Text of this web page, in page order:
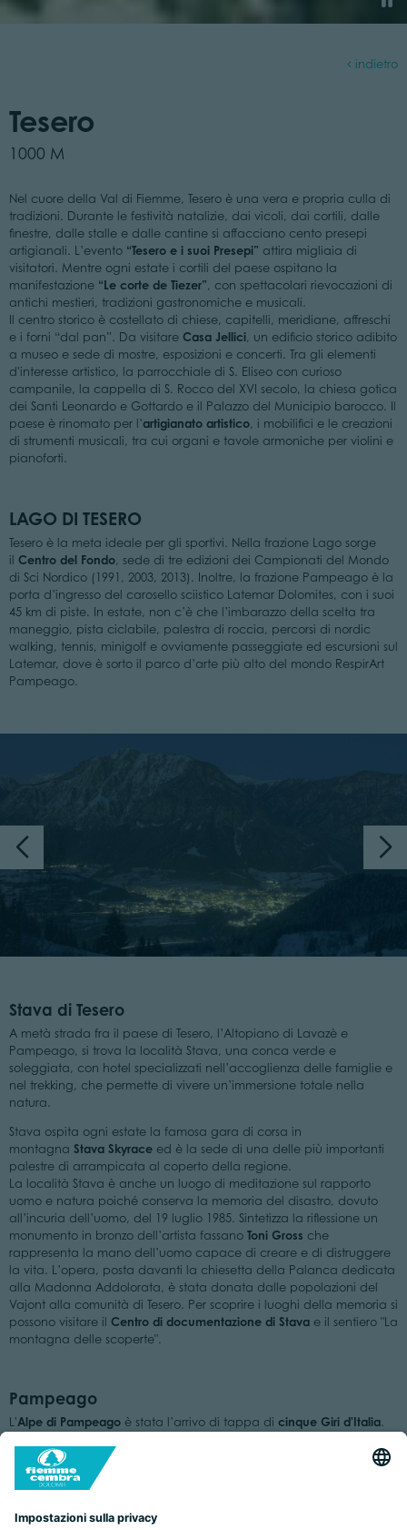
indietro
Tesero
1000 M
Nel cuore della Val di Fiemme, Tesero è una vera e propria culla di
tradizioni. Durante le festività natalizie, dai vicoli, dai cortili, dalle
finestre, dalle stalle e dalle cantine si affacciano cento presepi
artigianali. L’evento “Tesero e i suoi Presepi” attira migliaia di
visitatori. Mentre ogni estate i cortili del paese ospitano la
manifestazione “Le corte de Tiezer”, con spettacolari rievocazioni di
antichi mestieri, tradizioni gastronomiche e musicali.
Il centro storico è costellato di chiese, capitelli, meridiane, affreschi
e i forni “dal pan”. Da visitare Casa Jellici, un edificio storico adibito
a museo e sede di mostre, esposizioni e concerti. Tra gli elementi
d'interesse artistico, la parrocchiale di S. Eliseo con curioso
campanile, la cappella di S. Rocco del XVI secolo, la chiesa gotica
dei Santi Leonardo e Gottardo e il Palazzo del Municipio barocco. Il
paese è rinomato per l’artigianato artistico, i mobilifici e le creazioni
di strumenti musicali, tra cui organi e tavole armoniche per violini e
pianoforti.
LAGO DI TESERO
Tesero è la meta ideale per gli sportivi. Nella frazione Lago sorge
il Centro del Fondo, sede di tre edizioni dei Campionati del Mondo
di Sci Nordico (1991, 2003, 2013). Inoltre, la frazione Pampeago è la
porta d’ingresso del carosello sciistico Latemar Dolomites, con i suoi
45 km di piste. In estate, non c’è che l’imbarazzo della scelta tra
maneggio, pista ciclabile, palestra di roccia, percorsi di nordic
walking, tennis, minigolf e ovviamente passeggiate ed escursioni sul
Latemar, dove è sorto il parco d’arte più alto del mondo RespirArt
Pampeago.
Stava di Tesero
A metà strada fra il paese di Tesero, l’Altopiano di Lavazè e
Pampeago, si trova la località Stava, una conca verde e
soleggiata, con hotel specializzati nell’accoglienza delle famiglie e
nel trekking, che permette di vivere un’immersione totale nella
natura.
Stava ospita ogni estate la famosa gara di corsa in
montagna Stava Skyraceed è la sede di una delle più importanti
palestre di arrampicata al coperto della regione.
La località Stava è anche un luogo di meditazione sul rapporto
uomo e natura poiché conserva la memoria del disastro, dovuto
all’incuria dell’uomo, del 19 luglio 1985. Sintetizza la riflessione un
monumento in bronzo dell’artista fassano Toni Gross che
rappresenta la mano dell’uomo capace di creare e di distruggere
la vita. L’opera, posta davanti la chiesetta della Palanca dedicata
alla Madonna Addolorata, è stata donata dalle popolazioni del
Vajont alla comunità di Tesero. Per scoprire i luoghi della memoria si
possono visitare il Centro di documentazione di Stava e il sentiero "La
montagna delle scoperte".
Pampeago
L'Alpe di Pampeagoè stata l’arrivo di tappa di cinque Giri d'Italia.
chiuso al traffico.
Le seggiovie accompagno fra le
dichiarate dall’Unesco “
organizzati concerti all’aperto nel Teatro del Latemar ed escursioni